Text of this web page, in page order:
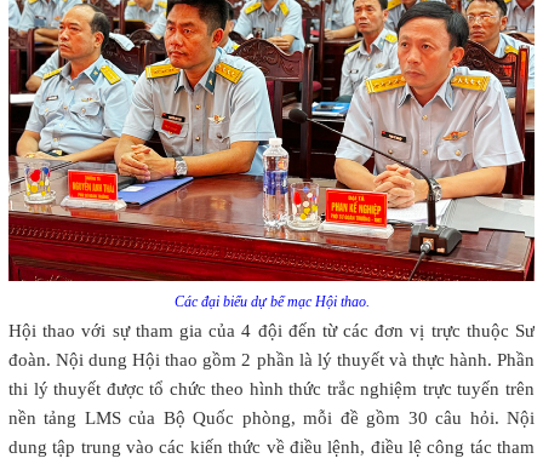
Các đại biểu dự bế mạc Hội thao.
Hội thao với sự tham gia của 4 đội đến từ các đơn vị trực thuộc Sư
đoàn. Nội dung Hội thao gồm 2 phần là lý thuyết và thực hành. Phần
thi lý thuyết được tổ chức theo hình thức trắc nghiệm trực tuyến trên
nền tảng LMS của Bộ Quốc phòng, mỗi đề gồm 30 câu hỏi. Nội
dung tập trung vào các kiến thức về điều lệnh, điều lệ công tác tham